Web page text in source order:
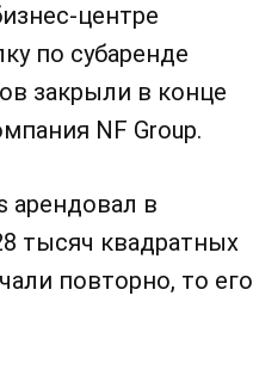
центре
по субаренде
закрыли в конце
NF Group.
арендовал в
тысяч квадратных
повторно, то его